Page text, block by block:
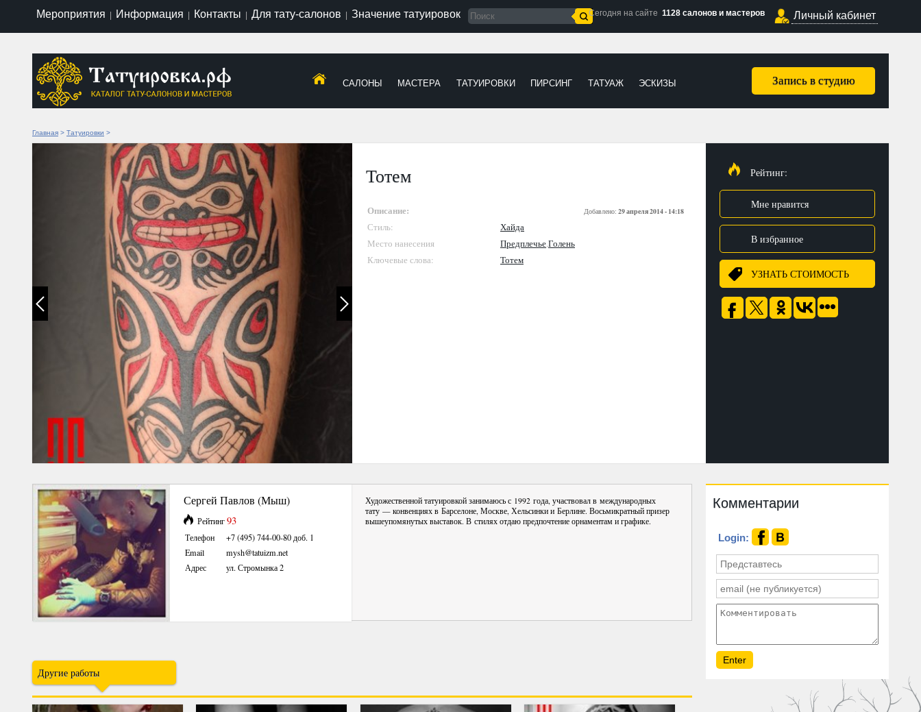
Мероприятия Информация Контакты Для тату-салонов Значение татуировок Сегодня на сайте 1128 салонов и мастеров Личный кабинет
Запись в студию
САЛОНЫ МАСТЕРА ТАТУИРОВКИ ПИРСИНГ ТАТУАЖ ЭСКИЗЫ
Главная > Татуировки >
Тотем
Описание: Добавлено: 29 апреля 2014 - 14:18
Стиль:
Хайда
Место нанесения
Предплечье,Голень
Ключевые слова:
Тотем
Рейтинг:
Мне нравится
В избранное
УЗНАТЬ СТОИМОСТЬ
Сергей Павлов (Мыш)
Рейтинг93
Телефон
+7 (495) 744-00-80 доб. 1
Email
mysh@tatuizm.net
Адрес
ул. Стромынка 2
Художественной татуировкой занимаюсь с 1992 года, участвовал в международных
тату — конвенциях в Барселоне, Москве, Хельсинки и Берлине. Восьмикратный призер
вышеупомянутых выставок. В стилях отдаю предпочтение орнаментам и графике.
Другие работы
Комментарии
Login: